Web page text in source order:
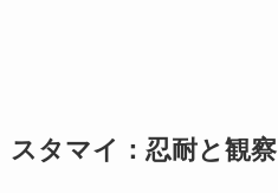
スタマイ：忍耐と観察